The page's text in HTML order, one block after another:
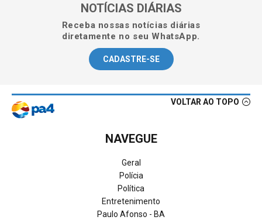
NOTÍCIAS DIÁRIAS
Receba nossas notícias diárias
diretamente no seu WhatsApp.
CADASTRE-SE
VOLTAR AO TOPO
NAVEGUE
Geral
Polícia
Política
Entretenimento
Paulo Afonso - BA